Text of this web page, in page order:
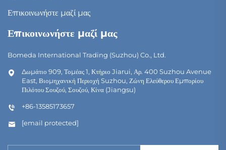
Επικοινωνήστε μαζί μας
Επικοινωνήστε μαζί μας
Bomeda International Trading (Suzhou) Co., Ltd.
Δωμάτιο 909, Τομέας 1, Κτήριο Jiarui, Αρ. 400 Suzhou Avenue
East, Βιομηχανική Περιοχή Suzhou, Ζώνη Ελεύθερου Εμπορίου
Πιλότου Σουζού, Σουζού, Κίνα (Jiangsu)
+86-13585173657
[email protected]